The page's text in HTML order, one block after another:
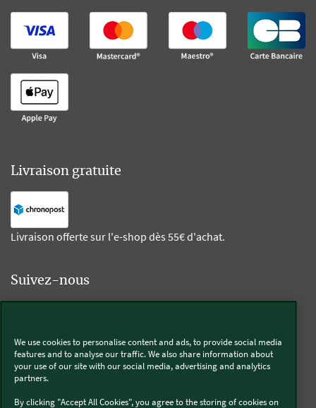
Livraison gratuite
Livraison offerte sur l'e-shop dès 55€ d'achat.
Suivez-nous
Thermomix®
We use cookies to personalise content and ads, to provide social media
features and to analyse our traffic. We also share information about
your use of our site with our social media, advertising and analytics
partners.
By clicking "Accept All Cookies", you agree to the storing of cookies on